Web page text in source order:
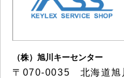
（株）旭川キーセンター
〒070-0035 北海道旭